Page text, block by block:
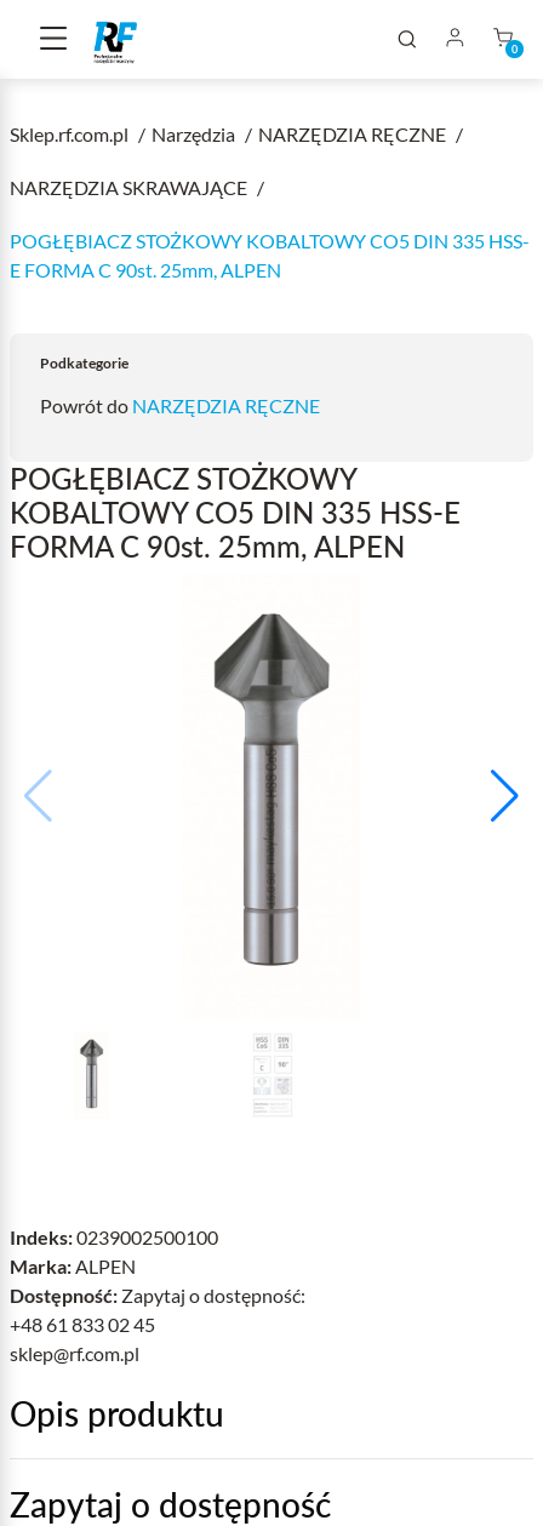
0
Sklep.rf.com.pl Narzędzia NARZĘDZIA RĘCZNE
NARZĘDZIA SKRAWAJĄCE
POGŁĘBIACZ STOŻKOWY KOBALTOWY CO5 DIN 335 HSS-
E FORMA C 90st. 25mm, ALPEN
Podkategorie
Powrót do NARZĘDZIA RĘCZNE
POGŁĘBIACZ STOŻKOWY
KOBALTOWY CO5 DIN 335 HSS-E
FORMA C 90st. 25mm, ALPEN
Indeks:0239002500100
Marka:ALPEN
Dostępność: Zapytaj o dostępność:
+48 61 833 02 45
sklep@rf.com.pl
Opis produktu
Zapytaj o dostępność